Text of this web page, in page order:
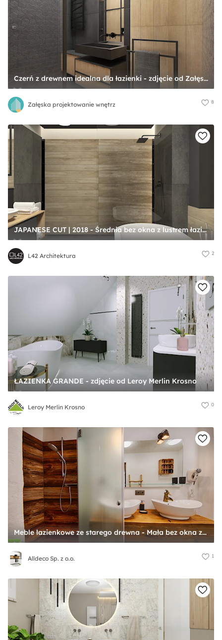
Czerń z drewnem idealna dla łazienki - zdjęcie od Załęska projektowanie wnętrz
Załęska projektowanie wnętrz 8
JAPANESE CUT | 2018 - Średnia bez okna z lustrem łazienka, styl minimalistyczny - zdjęcie od L42 Architektura
L42 Architektura 2
ŁAZIENKA GRANDE - zdjęcie od Leroy Merlin Krosno
Leroy Merlin Krosno 0
Meble lazienkowe ze starego drewna - Mała bez okna z lustrem z dwoma umywalkami łazienka, styl tradycyjny - zdjęcie od Alldeco Sp. z o.o.
Alldeco Sp. z o.o. 1